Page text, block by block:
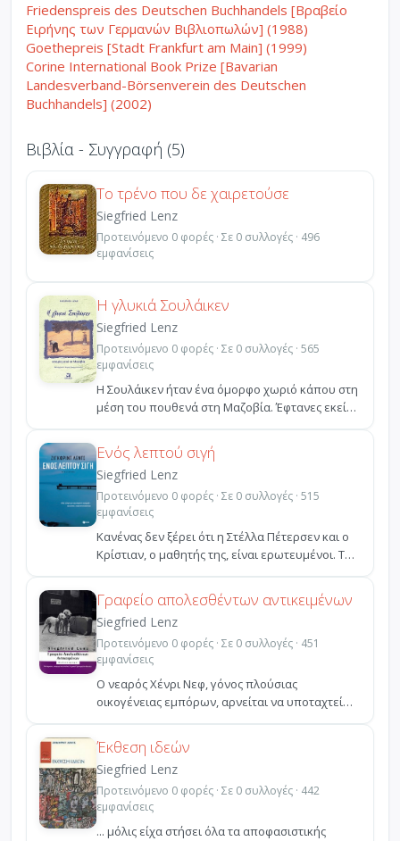
Friedenspreis des Deutschen Buchhandels [Βραβείο
Ειρήνης των Γερμανών Βιβλιοπωλών] (1988)
Goethepreis [Stadt Frankfurt am Main] (1999)
Corine International Book Prize [Bavarian
Landesverband-Börsenverein des Deutschen
Buchhandels] (2002)
Βιβλία - Συγγραφή (5)
Το τρένο που δε χαιρετούσε
Siegfried Lenz
Προτεινόμενο 0 φορές · Σε 0 συλλογές · 496
εμφανίσεις
Η γλυκιά Σουλάικεν
Siegfried Lenz
Προτεινόμενο 0 φορές · Σε 0 συλλογές · 565
εμφανίσεις
Η Σουλάικεν ήταν ένα όμορφο χωριό κάπου στη
μέση του πουθενά στη Μαζοβία. Έφτανες εκεί
-όπως άλλωστε...
Ενός λεπτού σιγή
Siegfried Lenz
Προτεινόμενο 0 φορές · Σε 0 συλλογές · 515
εμφανίσεις
Κανένας δεν ξέρει ότι η Στέλλα Πέτερσεν και ο
Κρίστιαν, ο µαθητής της, είναι ερωτευµένοι. Το
βιβλίο ...
Γραφείο απολεσθέντων αντικειμένων
Siegfried Lenz
Προτεινόμενο 0 φορές · Σε 0 συλλογές · 451
εμφανίσεις
Ο νεαρός Χένρι Νεφ, γόνος πλούσιας
οικογένειας εμπόρων, αρνείται να υποταχτεί
στο πνεύμα της σύγχρον...
Έκθεση ιδεών
Siegfried Lenz
Προτεινόμενο 0 φορές · Σε 0 συλλογές · 442
εμφανίσεις
... μόλις είχα στήσει όλα τα αποφασιστικής